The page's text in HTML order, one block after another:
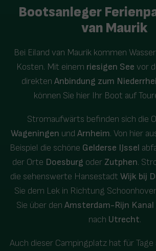
Bootsanleger
van Maurik
Bei Eiland van Maurik kommen
Kosten. Mit einem riesigen See vor
direkten Anbindung zum
können Sie hier Ihr Boot auf
Stromaufwärts befinden sich die
Wageningen und Arnheim. Von hier
Beispiel die schöne Gelderse IJssel
der Orte Doesburg oderZutphen.
die sehenswerte Hansestadt Wijk bij
Sie dem Lek in Richtung
Sie über den Amsterdam-Rijn Kanal
nach Utrecht.
Auch dieser Campingplatz hat für Tage